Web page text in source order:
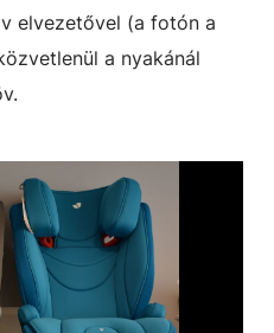
elvezetővel (a fotón a
a nyakánál